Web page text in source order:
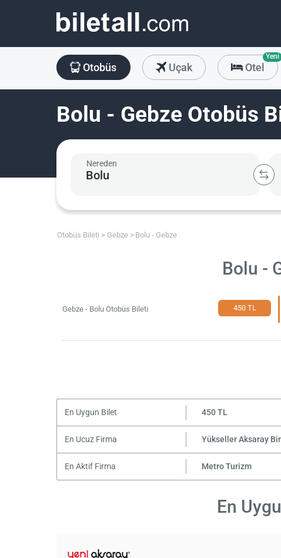
Otobüs Uçak Otel
Yeni
Bolu - Gebze Otobüs
Nereden
Otobüs Bileti Gebze Bolu - Gebze
Bolu -
Gebze - Bolu Otobüs Bileti 450 TL
En Uygun Bilet 450 TL
En Ucuz Firma Yükseller Aksaray
En Aktif Firma Metro Turizm
En